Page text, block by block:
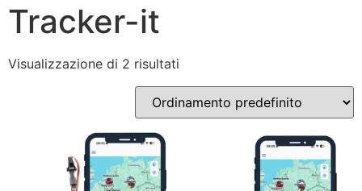
Tracker-it
Visualizzazione di 2 risultati